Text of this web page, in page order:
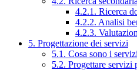
4.2.1. Ricerca
4.2.2. Analisi
4.2.3.
5. Progettazione dei servizi
5.1. Cosa sono i
5.2. Progettare